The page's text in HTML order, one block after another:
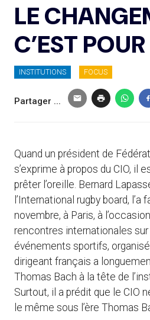
LE
C’EST
INSTITUTIONS FOCUS
Partager ...
Quand un président de
s’exprime à propos du CIO, il
prêter l’oreille. Bernard
l’International rugby board, l’a
novembre, à Paris, à
rencontres internationales sur
événements sportifs,
dirigeant français a
Thomas Bach à la tête de
Surtout, il a prédit que le CIO
le même sous l’ère Thomas